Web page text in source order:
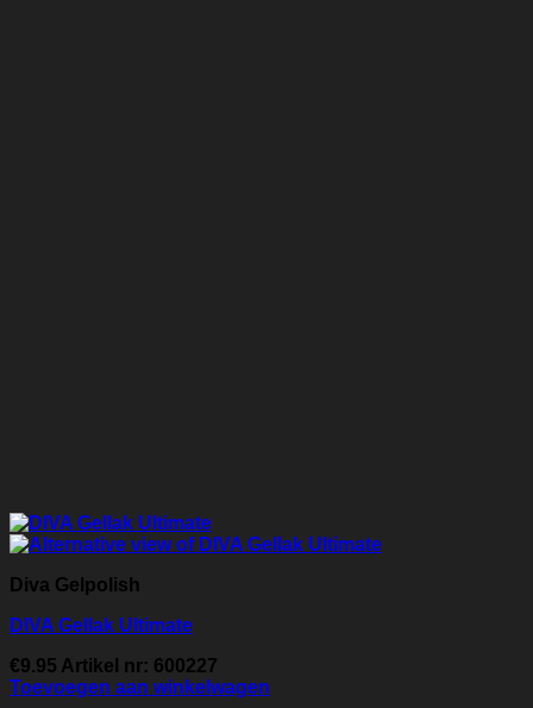
Diva Gelpolish
DIVA Gellak Ultimate
€9.95 Artikel nr: 600227
Toevoegen aan winkelwagen